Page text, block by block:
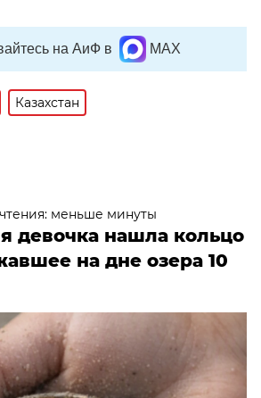
на АиФ в MAX
Казахстан
меньше минуты
девочка нашла кольцо
на дне озера 10